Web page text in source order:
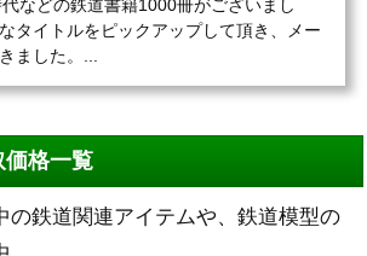
代などの鉄道書籍1000冊がございまし
タイトルをピックアップして頂き、メー
ました。...
価格一覧
の鉄道関連アイテムや、鉄道模型の